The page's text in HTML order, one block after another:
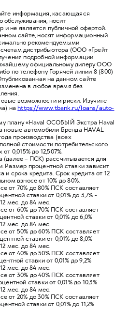
информация, касающаяся
обслуживания, носит
и не является публичной офертой.
сайте, носят информационный
рекомендуемыми
дистрибьютора (ООО «Грейт
подробной информации
официальному дилеру ООО
по телефону Горячей линии 8 (800)
на данном сайте
в любое время без
возможности и риски. Изучите
наhttps://www.tbank.ru/loans/auto-
плану «Haval ОСОБЫЙ Экстра Haval
новые автомобили Бренда HAVAL
производства (всех
стоимости потребительского
0,015% до 12,507%.
(далее – ПСК) рассчитывается для
Размер процентной ставки зависит
и срока кредита. Срок кредита от 12
взносе от 10% до 80%.
от 70% до 80% ПСК составляет
ставки от 0,01% до 3,7% -
мес. до 84 мес.
от 60% до 70% ПСК составляет
ставки от 0,01% до 6,0%
мес. до 84 мес.
от 50% до 60% ПСК составляет
ставки от 0,01% до 8,0%
мес. до 84 мес.
от 40% до 50% ПСК составляет
ставки от 0,01% до 9,2%
мес. до 84 мес.
от 30% до 40% ПСК составляет
ставки от 0,01% до 10,3%
мес. до 84 мес.
от 20% до 30% ПСК составляет
ставки от 0,01% до 11,2%